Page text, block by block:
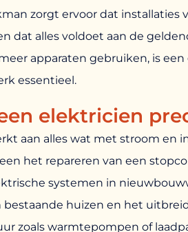
zorgt ervoor dat installaties
dat alles voldoet aan de
apparaten gebruiken, is
essentieel.
elektricien
aan alles wat met stroom en
het repareren van een
systemen in
huizen en het
zoals warmtepompen of